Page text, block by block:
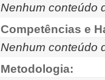
Nenhum conteúdo
Competências e
Nenhum conteúdo
Metodologia: